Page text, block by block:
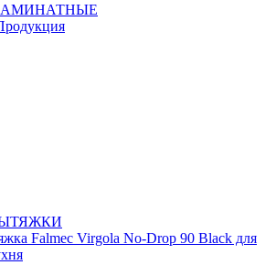
Falmec Virgola No-Drop 90 Black для